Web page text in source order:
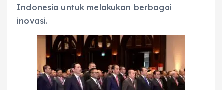
Indonesia untuk melakukan berbagai
inovasi.